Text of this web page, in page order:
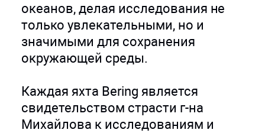
океанов, делая исследования не
только увлекательными, но и
значимыми для сохранения
окружающей среды.
Каждая яхта Bering является
свидетельством страсти г-на
Михайлова к исследованиям и